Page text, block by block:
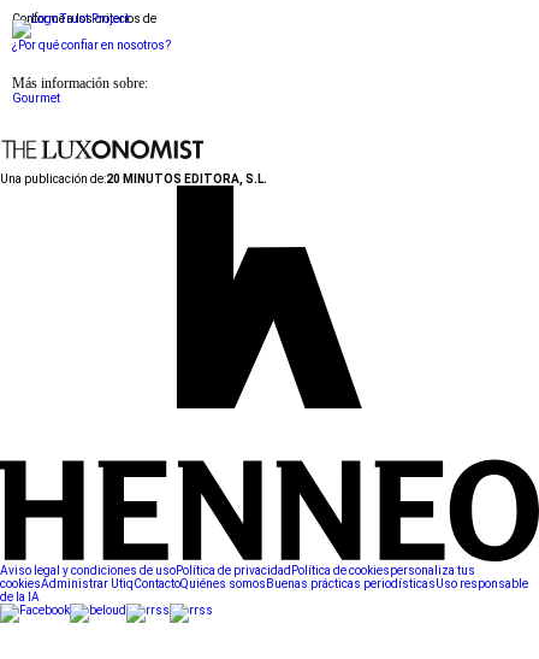
Conforme a los criterios de
¿Por qué confiar en nosotros?
Más información sobre:
Gourmet
Una publicación de:20 MINUTOS EDITORA, S.L.
Aviso legal y condiciones de usoPolítica de privacidad Política de cookiespersonaliza tus
cookiesAdministrar UtiqContactoQuiénes somos Buenas prácticas periodísticasUso responsable
de la IA